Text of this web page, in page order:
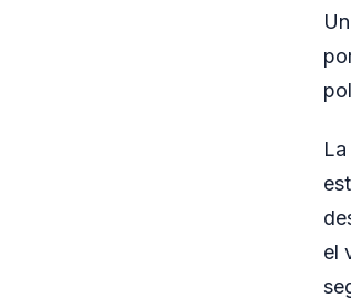
el